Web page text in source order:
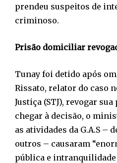
prendeu suspeitos de
criminoso.
Prisão domiciliar
Tunay foi detido após
Rissato, relator do caso
Justiça (STJ), revogar
chegar à decisão, o
as atividades da G.A.S –
outros – causaram
pública e intranquilidade